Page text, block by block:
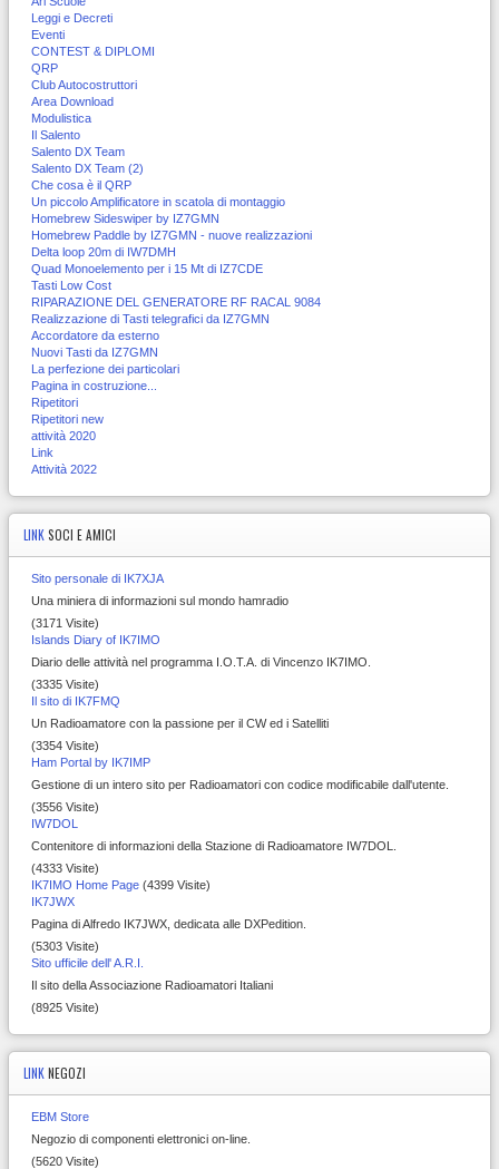
Leggi e Decreti
Eventi
CONTEST & DIPLOMI
QRP
Club Autocostruttori
Area Download
Modulistica
Il Salento
Salento DX Team
Salento DX Team (2)
Che cosa è il QRP
Un piccolo Amplificatore in scatola di montaggio
Homebrew Sideswiper by IZ7GMN
Homebrew Paddle by IZ7GMN - nuove realizzazioni
Delta loop 20m di IW7DMH
Quad Monoelemento per i 15 Mt di IZ7CDE
Tasti Low Cost
RIPARAZIONE DEL GENERATORE RF RACAL 9084
Realizzazione di Tasti telegrafici da IZ7GMN
Accordatore da esterno
Nuovi Tasti da IZ7GMN
La perfezione dei particolari
Pagina in costruzione...
Ripetitori
Ripetitori new
attività 2020
Link
Attività 2022
LINK SOCI E AMICI
Sito personale di IK7XJA
Una miniera di informazioni sul mondo hamradio
(3171 Visite)
Islands Diary of IK7IMO
Diario delle attività nel programma I.O.T.A. di Vincenzo IK7IMO.
(3335 Visite)
Il sito di IK7FMQ
Un Radioamatore con la passione per il CW ed i Satelliti
(3354 Visite)
Ham Portal by IK7IMP
Gestione di un intero sito per Radioamatori con codice modificabile dall'utente.
(3556 Visite)
IW7DOL
Contenitore di informazioni della Stazione di Radioamatore IW7DOL.
(4333 Visite)
IK7IMO Home Page (4399 Visite)
IK7JWX
Pagina di Alfredo IK7JWX, dedicata alle DXPedition.
(5303 Visite)
Sito ufficile dell' A.R.I.
Il sito della Associazione Radioamatori Italiani
(8925 Visite)
LINK NEGOZI
EBM Store
Negozio di componenti elettronici on-line.
(5620 Visite)